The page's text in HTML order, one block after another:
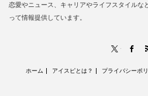
恋愛やニュース、キャリアやライフスタイルな
って情報提供しています。
ホーム アイスピとは？ プライバシーポ